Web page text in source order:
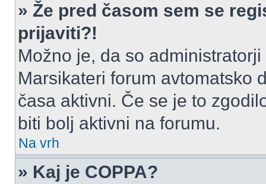
» Že pred časom sem se
prijaviti?!
Možno je, da so
Marsikateri forum avtomatsko
časa aktivni. Če se je to
biti bolj aktivni na forumu.
Na vrh
» Kaj je COPPA?